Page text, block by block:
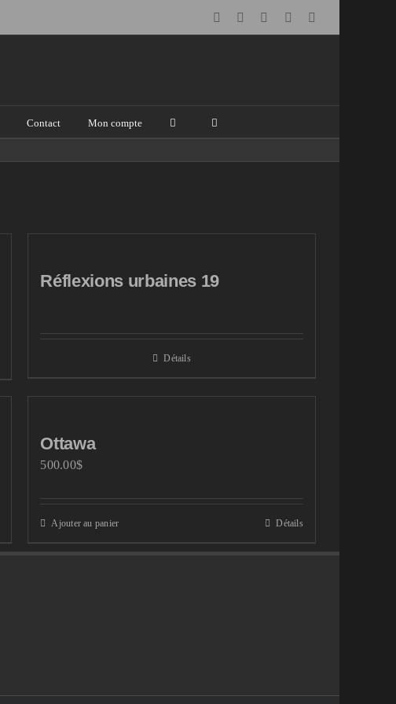
FacebookInstagram
Email Pinterest
Contact Mon compte
Réflexions urbaines 19
Détails
Ottawa
500.00$
Ajouter au panier Détails